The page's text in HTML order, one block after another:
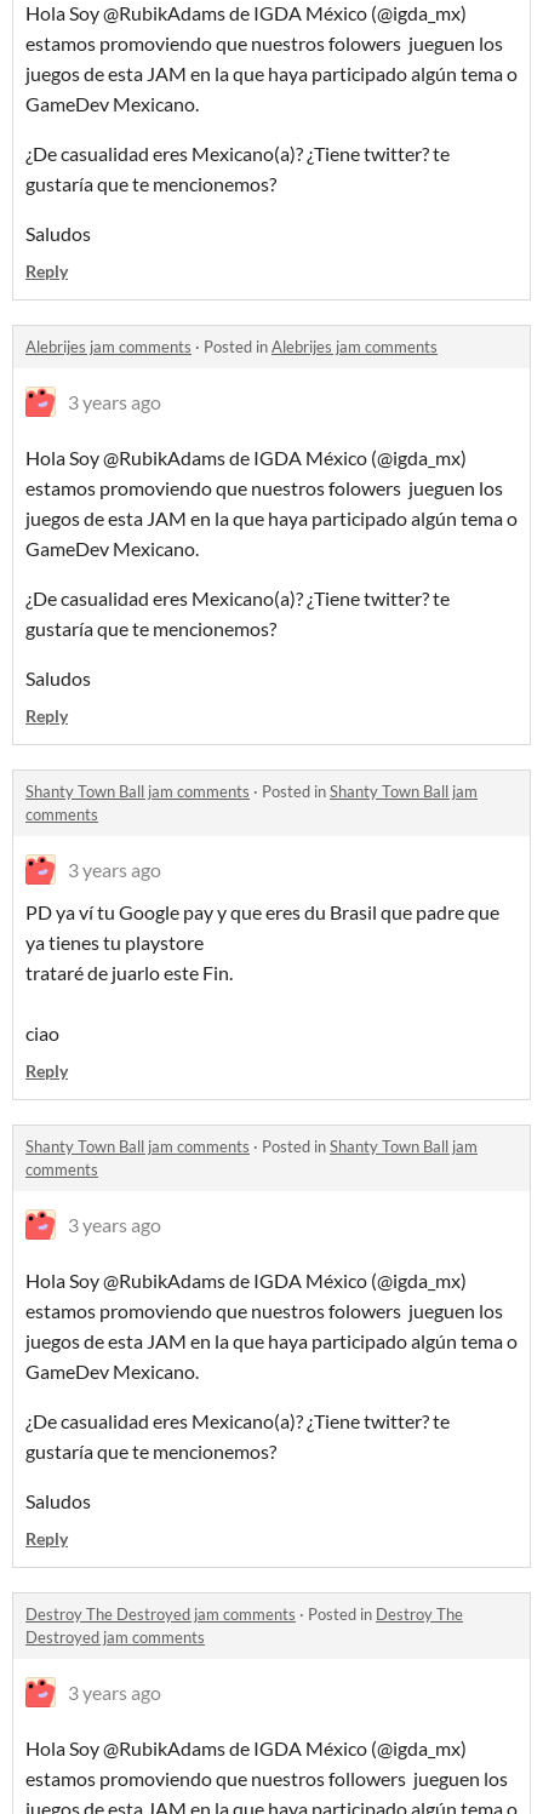
Hola Soy @RubikAdams de IGDA México (@igda_mx)
estamos promoviendo que nuestros folowers jueguen los
juegos de esta JAM en la que haya participado algún tema o
GameDev Mexicano.
¿De casualidad eres Mexicano(a)? ¿Tiene twitter? te
gustaría que te mencionemos?
Saludos
Reply
Alebrijes jam comments · Posted inAlebrijes jam comments
3 years ago
Hola Soy @RubikAdams de IGDA México (@igda_mx)
estamos promoviendo que nuestros folowers jueguen los
juegos de esta JAM en la que haya participado algún tema o
GameDev Mexicano.
¿De casualidad eres Mexicano(a)? ¿Tiene twitter? te
gustaría que te mencionemos?
Saludos
Reply
Shanty Town Ball jam comments · Posted inShanty Town Ball jam
comments
3 years ago
PD ya ví tu Google pay y que eres du Brasil que padre que
ya tienes tu playstore
trataré de juarlo este Fin.
ciao
Reply
Shanty Town Ball jam comments · Posted inShanty Town Ball jam
comments
3 years ago
Hola Soy @RubikAdams de IGDA México (@igda_mx)
estamos promoviendo que nuestros folowers jueguen los
juegos de esta JAM en la que haya participado algún tema o
GameDev Mexicano.
¿De casualidad eres Mexicano(a)? ¿Tiene twitter? te
gustaría que te mencionemos?
Saludos
Reply
Destroy The Destroyed jam comments · Posted in Destroy The
Destroyed jam comments
3 years ago
Hola Soy @RubikAdams de IGDA México (@igda_mx)
estamos promoviendo que nuestros followers jueguen los
juegos de esta JAM en la que haya participado algún tema o